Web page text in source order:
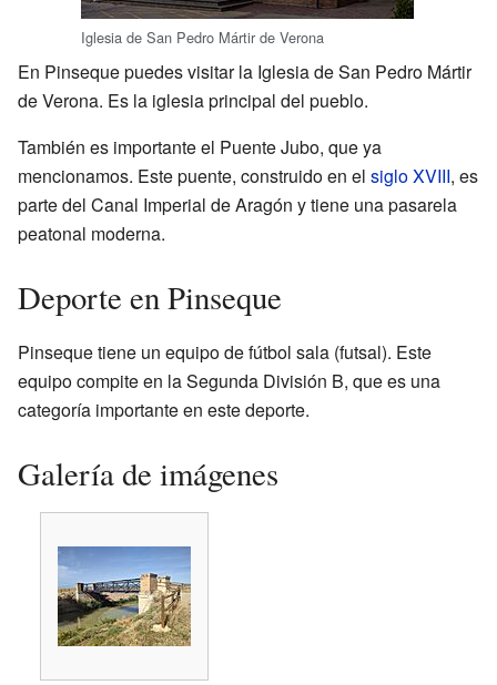
Iglesia de San Pedro Mártir de Verona
En Pinseque puedes visitar la Iglesia de San Pedro Mártir
de Verona. Es la iglesia principal del pueblo.
También es importante el Puente Jubo, que ya
mencionamos. Este puente, construido en el siglo XVIII, es
parte del Canal Imperial de Aragón y tiene una pasarela
peatonal moderna.
Deporte en Pinseque
Pinseque tiene un equipo de fútbol sala (futsal). Este
equipo compite en la Segunda División B, que es una
categoría importante en este deporte.
Galería de imágenes